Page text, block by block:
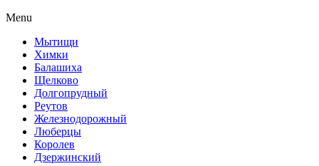
Menu
Мытищи
Химки
Балашиха
Щелково
Долгопрудный
Реутов
Железнодорожный
Люберцы
Королев
Дзержинский